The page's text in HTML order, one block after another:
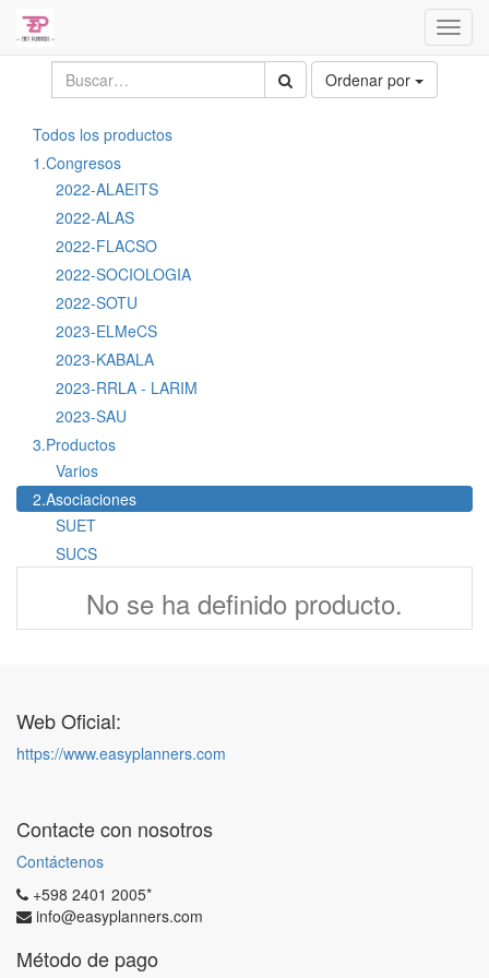
Ordenar por
Todos los productos
1.Congresos
2022-ALAEITS
2022-ALAS
2022-FLACSO
2022-SOCIOLOGIA
2022-SOTU
2023-ELMeCS
2023-KABALA
2023-RRLA - LARIM
2023-SAU
3.Productos
Varios
2.Asociaciones
SUET
SUCS
No se ha definido producto.
Web Oficial:
https://www.easyplanners.com
Contacte con nosotros
Contáctenos
+598 2401 2005*
info@easyplanners.com
Método de pago